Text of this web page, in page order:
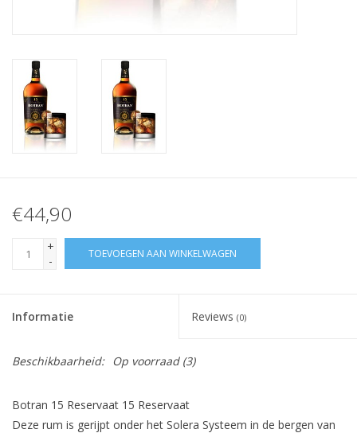
€44,90
+
-
TOEVOEGEN AAN WINKELWAGEN
Informatie Reviews (0)
Beschikbaarheid: Op voorraad(3)
Botran 15 Reservaat 15 Reservaat
Deze rum is gerijpt onder het Solera Systeem in de bergen van